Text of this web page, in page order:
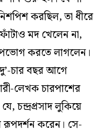
করছিল, তা ধীরে
মদ খেলেন না,
করতে লাগলেন।
চার বছর আগে
লেখক চারপাশের
চন্দ্রপ্রসাদ লুকিয়ে
রূপদর্শন করেন। সে-